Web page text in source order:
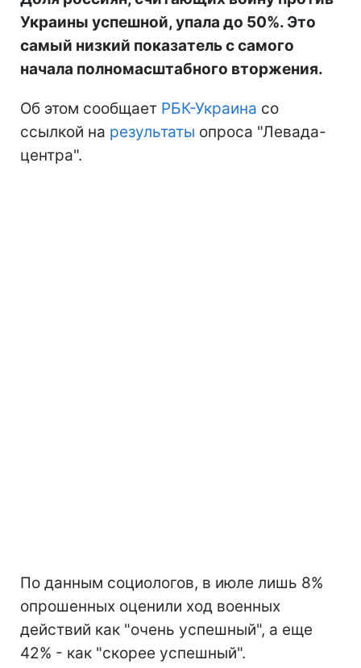
Украины успешной, упала до 50%. Это
самый низкий показатель с самого
начала полномасштабного вторжения.
Об этом сообщает РБК-Украина со
ссылкой на результаты опроса "Левада-
центра".
По данным социологов, в июле лишь 8%
опрошенных оценили ход военных
действий как "очень успешный", а еще
42% - как "скорее успешный".